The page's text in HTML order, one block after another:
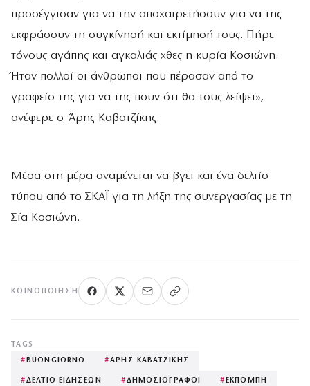
προσέγγισαν για να την αποχαιρετήσουν για να της
εκφράσουν τη συγκίνησή και εκτίμησή τους. Πήρε
τόνους αγάπης και αγκαλιάς χθες η κυρία Κοσιώνη.
Ήταν πολλοί οι άνθρωποι που πέρασαν από το
γραφείο της για να της πουν ότι θα τους λείψει»,
ανέφερε ο Άρης Καβατζίκης.
Μέσα στη μέρα αναμένεται να βγει και ένα δελτίο
τύπου από το ΣΚΑΪ για τη λήξη της συνεργασίας με τη
Σία Κοσιώνη.
ΚΟΙΝΟΠΟΊΗΣΗ
TAGS
#BUONGIORNO #ΑΡΗΣ ΚΑΒΑΤΖΙΚΗΣ
#ΔΕΛΤΙΟ ΕΙΔΗΣΕΩΝ #ΔΗΜΟΣΙΟΓΡΑΦΟΙ #ΕΚΠΟΜΠΗ